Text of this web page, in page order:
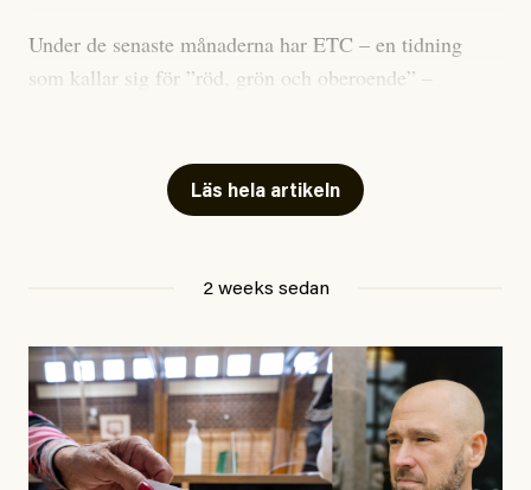
Under de senaste månaderna har ETC – en tidning
som kallar sig för ”röd, grön och oberoende” –
skriver för? Vad betyder det att vara en ”röd, grön och
oberoende” tidning? Och vad är egentligen bra
utpekas som israelisk infiltratör”. Enligt ingressen
handlar artikeln om en person vars ”bakgrund skapar
splittring och oro i rörelsen”. Problemet är att artikeln
skapar betydligt mer oro i palestinarörelsen – och den
Läs hela artikeln
2 weeks sedan